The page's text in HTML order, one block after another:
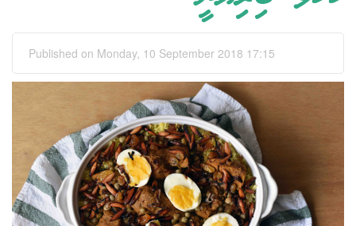
Published on Monday, 10 September 2018 17:15